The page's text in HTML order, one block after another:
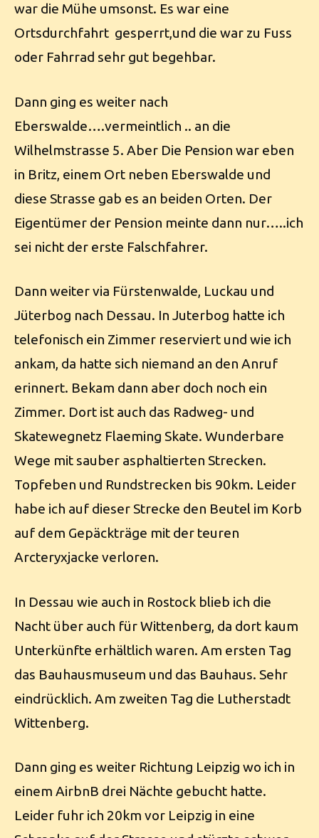
war die Mühe umsonst. Es war eine
Ortsdurchfahrt gesperrt,und die war zu Fuss
oder Fahrrad sehr gut begehbar.
Dann ging es weiter nach
Eberswalde….vermeintlich .. an die
Wilhelmstrasse 5. Aber Die Pension war eben
in Britz, einem Ort neben Eberswalde und
diese Strasse gab es an beiden Orten. Der
Eigentümer der Pension meinte dann nur…..ich
sei nicht der erste Falschfahrer.
Dann weiter via Fürstenwalde, Luckau und
Jüterbog nach Dessau. In Juterbog hatte ich
telefonisch ein Zimmer reserviert und wie ich
ankam, da hatte sich niemand an den Anruf
erinnert. Bekam dann aber doch noch ein
Zimmer. Dort ist auch das Radweg- und
Skatewegnetz Flaeming Skate. Wunderbare
Wege mit sauber asphaltierten Strecken.
Topfeben und Rundstrecken bis 90km. Leider
habe ich auf dieser Strecke den Beutel im Korb
auf dem Gepäckträge mit der teuren
Arcteryxjacke verloren.
In Dessau wie auch in Rostock blieb ich die
Nacht über auch für Wittenberg, da dort kaum
Unterkünfte erhältlich waren. Am ersten Tag
das Bauhausmuseum und das Bauhaus. Sehr
eindrücklich. Am zweiten Tag die Lutherstadt
Wittenberg.
Dann ging es weiter Richtung Leipzig wo ich in
einem AirbnB drei Nächte gebucht hatte.
Leider fuhr ich 20km vor Leipzig in eine